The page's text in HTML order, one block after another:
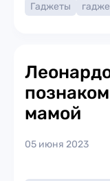
Гаджеты
мамой
05 июня 2023